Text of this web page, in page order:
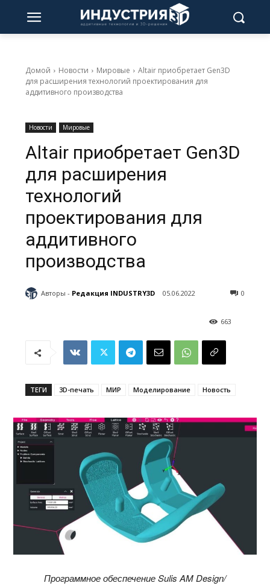
Домой Новости Мировые
Altair приобретает Gen3D
для расширения технологий проектирования для
аддитивного производства
Новости Мировые
Altair приобретает Gen3D
для расширения
технологий
проектирования для
аддитивного
производства
Авторы - Редакция INDUSTRY3D 05.06.2022 0
663
ТЕГИ 3D-печать МИР Моделирование Новость
Программное обеспечение Sulis AM Design/